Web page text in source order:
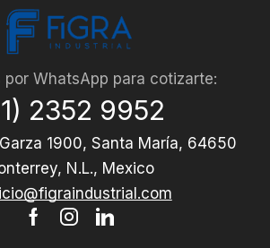
por WhatsApp para cotizarte:
2352 9952
1900, Santa María, 64650
N.L., Mexico